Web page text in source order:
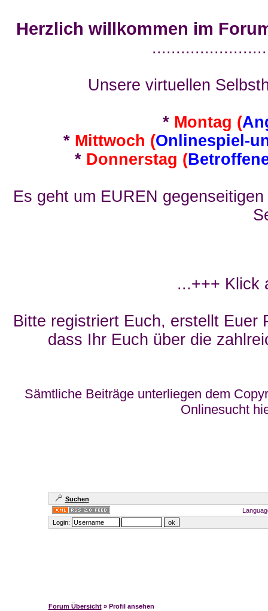
Herzlich willkommen im
Unsere virtuellen
* Montag (
* Mittwoch (Onlinespiel-
* Donnerstag (
Es geht um EUREN
...+++ Klick
Bitte registriert Euch, erstellt Euer
dass Ihr Euch über die
Sämtliche Beiträge unterliegen dem
Onlinesucht
Suchen
Login:
Forum Übersicht» Profil ansehen